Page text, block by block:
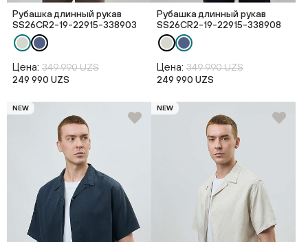
Рубашка длинный рукав
SS26CR2-19-22915-338903
Цена: 349 990 UZS
249 990 UZS
Рубашка длинный рукав
SS26CR2-19-22915-338908
Цена: 349 990 UZS
249 990 UZS
NEW NEW